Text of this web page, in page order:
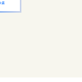
店